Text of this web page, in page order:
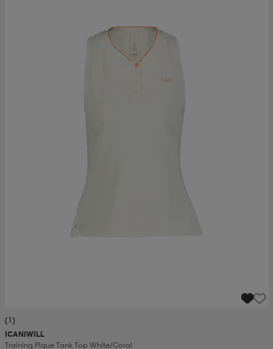
(1)
ICANIWILL
Training Pique Tank Top White/coral